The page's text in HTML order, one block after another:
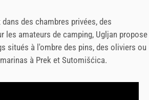
des chambres privées, des
les amateurs de camping, Ugljan propose
situés à l'ombre des pins, des oliviers ou
à Prek et Sutomišćica.